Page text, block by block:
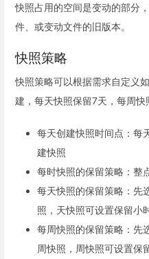
快照占用的空间是变动的部分
件、或变动文件的旧版本。
快照策略
快照策略可以根据需求自定义
建，每天快照保留7天，每周快
每天创建快照时间点：每
建快照
每时快照的保留策略：整
每天快照的保留策略：先
照，天快照可设置保留小
每周快照的保留策略：先
周快照，周快照可设置保